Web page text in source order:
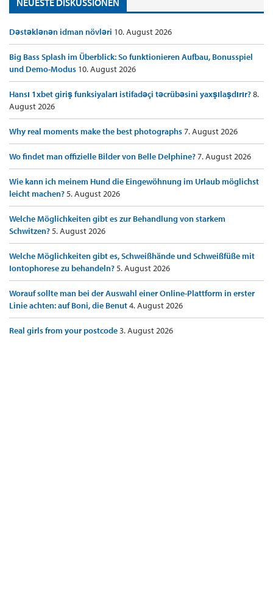
Dəstəklənən idman növləri 10. August 2026
Big Bass Splash im Überblick: So funktionieren Aufbau, Bonusspiel
und Demo-Modus 10. August 2026
Hansı 1xbet giriş funksiyaları istifadəçi təcrübəsini yaxşılaşdırır?8.
August 2026
Why real moments make the best photographs7. August 2026
Wo findet man offizielle Bilder von Belle Delphine?7. August 2026
Wie kann ich meinem Hund die Eingewöhnung im Urlaub möglichst
leicht machen?5. August 2026
Welche Möglichkeiten gibt es zur Behandlung von starkem
Schwitzen?5. August 2026
Welche Möglichkeiten gibt es, Schweißhände und Schweißfüße mit
Iontophorese zu behandeln?5. August 2026
Worauf sollte man bei der Auswahl einer Online-Plattform in erster
Linie achten: auf Boni, die Benut4. August 2026
Real girls from your postcode3. August 2026